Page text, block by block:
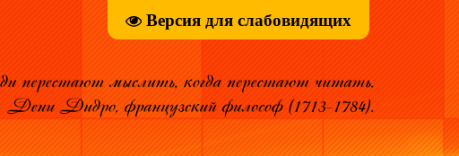
Версия для слабовидящих